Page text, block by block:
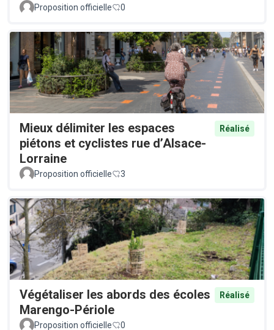
Proposition officielle 0
Mieux délimiter les espaces
piétons et cyclistes rue d’Alsace-
Lorraine
Réalisé
Proposition officielle 3
Végétaliser les abords des écoles
Marengo-Périole
Réalisé
Proposition officielle 0